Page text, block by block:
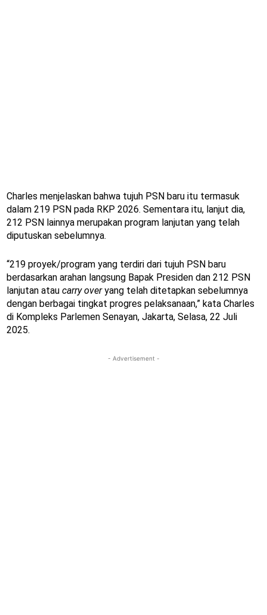
Charles menjelaskan bahwa tujuh PSN baru itu termasuk
dalam 219 PSN pada RKP 2026. Sementara itu, lanjut dia,
212 PSN lainnya merupakan program lanjutan yang telah
diputuskan sebelumnya.
“219 proyek/program yang terdiri dari tujuh PSN baru
berdasarkan arahan langsung Bapak Presiden dan 212 PSN
lanjutan atau carry overyang telah ditetapkan sebelumnya
dengan berbagai tingkat progres pelaksanaan,” kata Charles
di Kompleks Parlemen Senayan, Jakarta, Selasa, 22 Juli
2025.
- Advertisement -